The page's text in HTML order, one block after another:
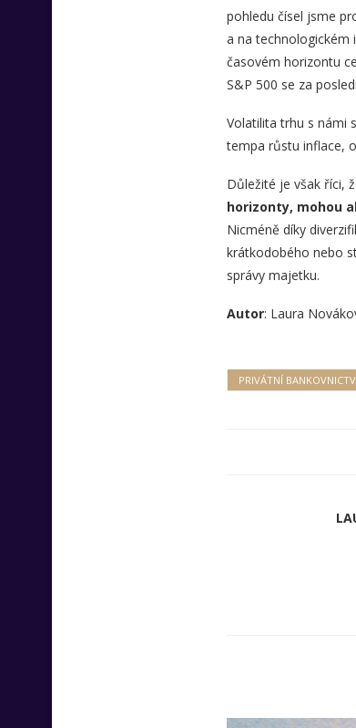
pohledu čísel jsme
a na technologickém
časovém horizontu
S&P 500 se za
Volatilita trhu s námi
tempa růstu inflace,
Důležité je však říci,
horizonty, mohou
Nicméně díky
krátkodobého nebo
správy majetku.
Autor: Laura
PRIVÁTNÍ